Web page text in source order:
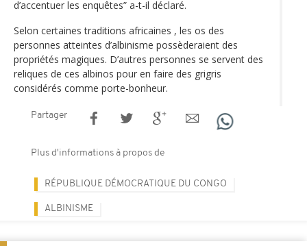
d’accentuer les enquêtes” a-t-il déclaré.
Selon certaines traditions africaines , les os des
personnes atteintes d’albinisme possèderaient des
propriétés magiques. D’autres personnes se servent des
reliques de ces albinos pour en faire des grigris
considérés comme porte-bonheur.
Partager
Plus d'informations à propos de
RÉPUBLIQUE DÉMOCRATIQUE DU CONGO
ALBINISME